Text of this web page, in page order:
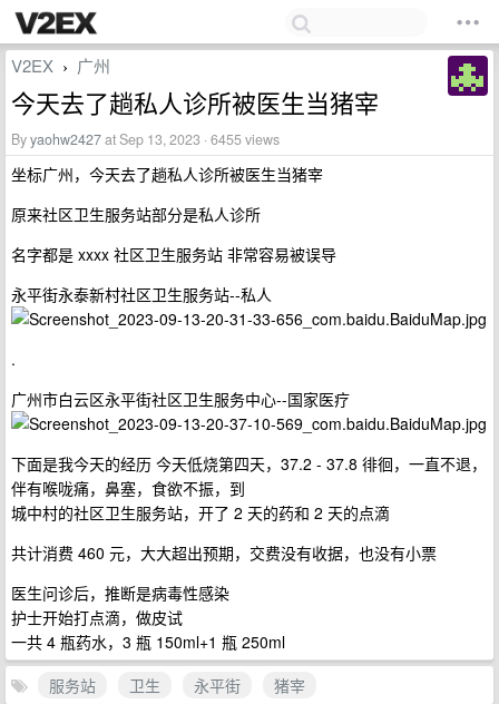
V2EX › 广州
今天去了趟私人诊所被医生当猪宰
Byyaohw2427at Sep 13, 2023 · 6455 views
坐标广州，今天去了趟私人诊所被医生当猪宰
原来社区卫生服务站部分是私人诊所
名字都是 xxxx 社区卫生服务站 非常容易被误导
永平街永泰新村社区卫生服务站--私人
.
广州市白云区永平街社区卫生服务中心--国家医疗
下面是我今天的经历 今天低烧第四天，37.2 - 37.8 徘徊，一直不退，
伴有喉咙痛，鼻塞，食欲不振，到
城中村的社区卫生服务站，开了 2 天的药和 2 天的点滴
共计消费 460 元，大大超出预期，交费没有收据，也没有小票
医生问诊后，推断是病毒性感染
护士开始打点滴，做皮试
一共 4 瓶药水，3 瓶 150ml+1 瓶 250ml
服务站
卫生 永平街
猪宰